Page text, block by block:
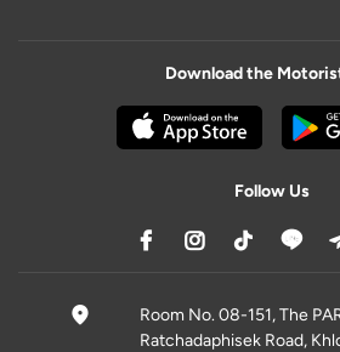
Download the
Follow Us
Room No. 08-151, The
Ratchadaphisek Road,